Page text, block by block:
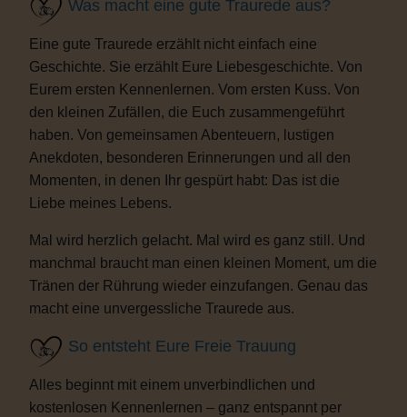
Was macht eine gute Traurede aus?
Eine gute Traurede erzählt nicht einfach eine
Geschichte. Sie erzählt Eure Liebesgeschichte. Von
Eurem ersten Kennenlernen. Vom ersten Kuss. Von
den kleinen Zufällen, die Euch zusammengeführt
haben. Von gemeinsamen Abenteuern, lustigen
Anekdoten, besonderen Erinnerungen und all den
Momenten, in denen Ihr gespürt habt: Das ist die
Liebe meines Lebens.
Mal wird herzlich gelacht. Mal wird es ganz still. Und
manchmal braucht man einen kleinen Moment, um die
Tränen der Rührung wieder einzufangen. Genau das
macht eine unvergessliche Traurede aus.
So entsteht Eure Freie Trauung
Alles beginnt mit einem unverbindlichen und
kostenlosen Kennenlernen – ganz entspannt per